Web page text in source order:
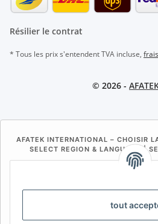
tout
Résilier le contrat
* Tous les prix s'entendent TVA incluse,
© 2026 -
AFATEK INTERNATIONAL – CHOISIR
SELECT REGION & LANGUAGE |
IDIOMA
BE (NL)